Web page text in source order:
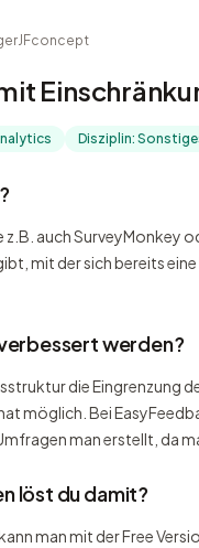
JFconcept
Disziplin:
auch SurveyMonkey
mit der sich bereits
werden?
die
möglich. Bei
man erstellt, da
löst du damit?
man mit der Free